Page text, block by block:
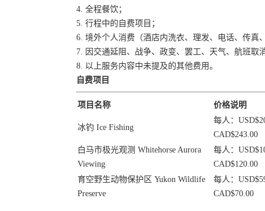
4. 全程餐饮；
5. 行程中的自费项目；
6. 境外个人消费（酒店内洗衣、理发、电话、传真
7. 因交通延阻、战争、政变、罢工、天气、航班
8. 以上服务内容中未提及的其他费用。
自费项目
项目名称 价格说明
冰钓 Ice Fishing
每人：
CAD$243.00
白马市极光观测 Whitehorse Aurora
Viewing
每人：
CAD$120.00
育空野生动物保护区 Yukon Wildlife
Preserve
每人：
CAD$70.00